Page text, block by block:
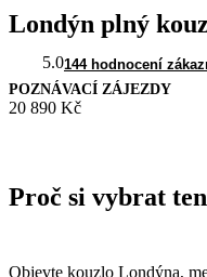
Londýn plný
5.0144 hodnocení
POZNÁVACÍ ZÁJEZDY
20 890 Kč
Proč si vybrat
Objevte kouzlo Londýna,